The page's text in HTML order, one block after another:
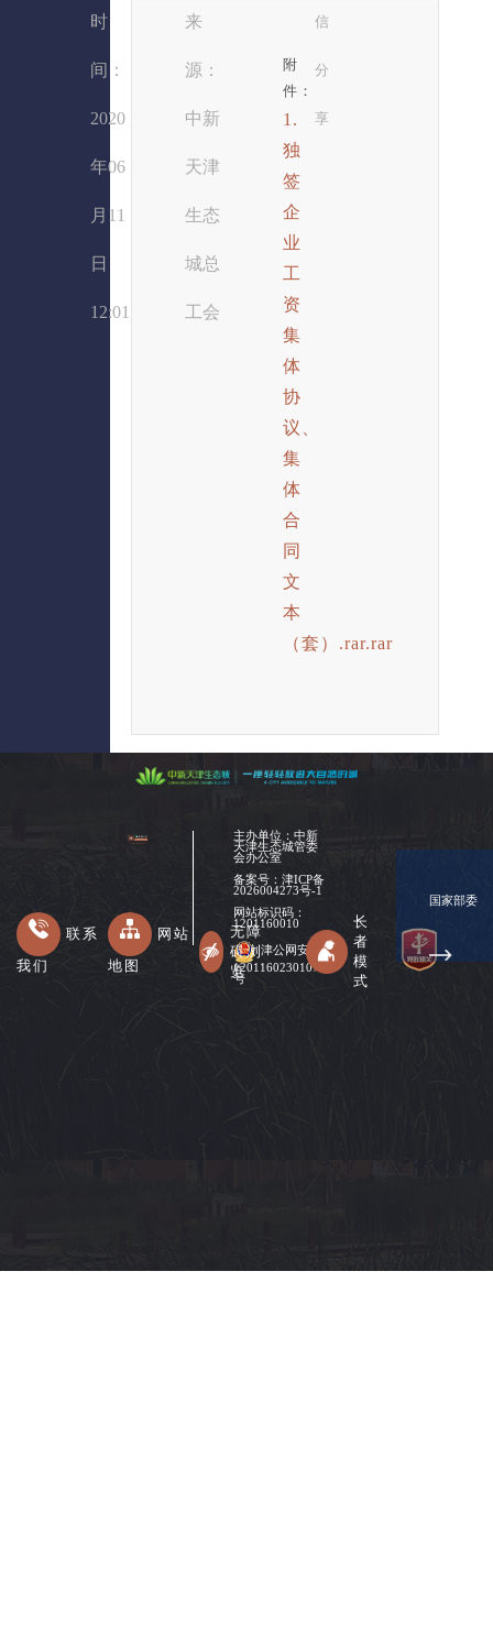
时
间：
2020
年06
月11
日
12:01
来
源：
中新
天津
生态
城总
工会
信
分
享
附
件：
1.
独
签
企
业
工
资
集
体
协
议、
集
体
合
同
文
本
（套）.rar.rar
主办单位：中新
天津生态城管委
会办公室
备案号： 津ICP备
2026004273号-1
网站标识码：
1201160010
津公网安备
12011602301078
号
联系
我们
网站
地图
无障
碍浏
览
长
者
模
式
国家部委